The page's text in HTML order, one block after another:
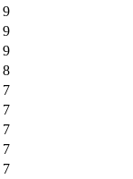
9
9
9
8
7
7
7
7
7